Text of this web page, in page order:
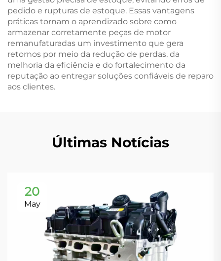
pedido e rupturas de estoque. Essas vantagens
práticas tornam o aprendizado sobre como
armazenar corretamente peças de motor
remanufaturadas um investimento que gera
retornos por meio da redução de perdas, da
melhoria da eficiência e do fortalecimento da
reputação ao entregar soluções confiáveis de reparo
aos clientes.
Últimas Notícias
20
May